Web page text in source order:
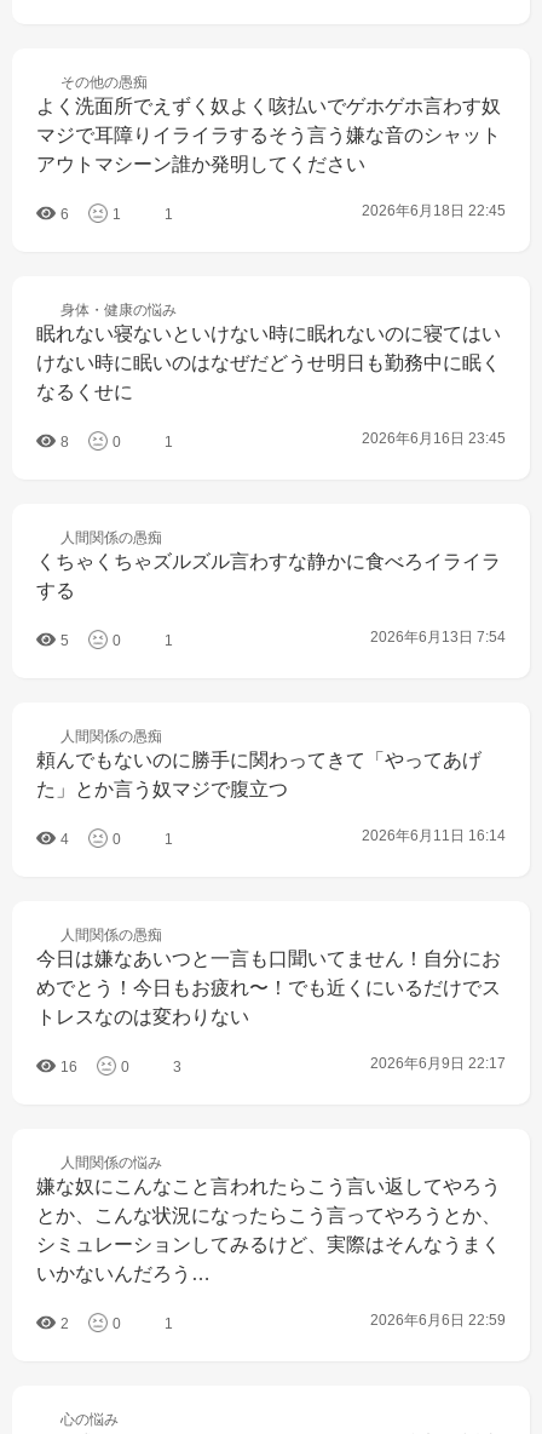
その他の愚痴
よく洗面所でえずく奴よく咳払いでゲホゲホ言わす奴
マジで耳障りイライラするそう言う嫌な音のシャット
アウトマシーン誰か発明してください
6 1 1 2026年6月18日 22:45
身体・健康の悩み
眠れない寝ないといけない時に眠れないのに寝てはい
けない時に眠いのはなぜだどうせ明日も勤務中に眠く
なるくせに
8 0 1 2026年6月16日 23:45
人間関係の愚痴
くちゃくちゃズルズル言わすな静かに食べろイライラ
する
5 0 1 2026年6月13日 7:54
人間関係の愚痴
頼んでもないのに勝手に関わってきて「やってあげ
た」とか言う奴マジで腹立つ
4 0 1 2026年6月11日 16:14
人間関係の愚痴
今日は嫌なあいつと一言も口聞いてません！自分にお
めでとう！今日もお疲れ〜！でも近くにいるだけでス
トレスなのは変わりない
16 0 3 2026年6月9日 22:17
人間関係の悩み
嫌な奴にこんなこと言われたらこう言い返してやろう
とか、こんな状況になったらこう言ってやろうとか、
シミュレーションしてみるけど、実際はそんなうまく
いかないんだろう…
2 0 1 2026年6月6日 22:59
心の悩み